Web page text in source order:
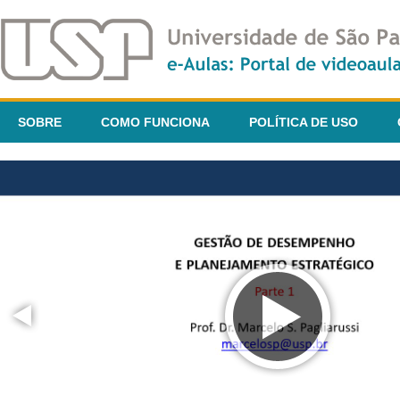
SOBRE COMO FUNCIONA POLÍTICA DE USO